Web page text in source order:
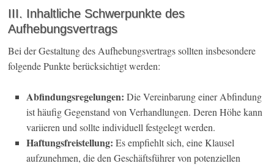
III. Inhaltliche Schwerpunkte des
Aufhebungsvertrags
Bei der Gestaltung des Aufhebungsvertrags sollten insbesondere
folgende Punkte berücksichtigt werden:
Abfindungsregelungen: Die Vereinbarung einer Abfindung
ist häufig Gegenstand von Verhandlungen. Deren Höhe kann
variieren und sollte individuell festgelegt werden.
Haftungsfreistellung: Es empfiehlt sich, eine Klausel
aufzunehmen, die den Geschäftsführer von potenziellen